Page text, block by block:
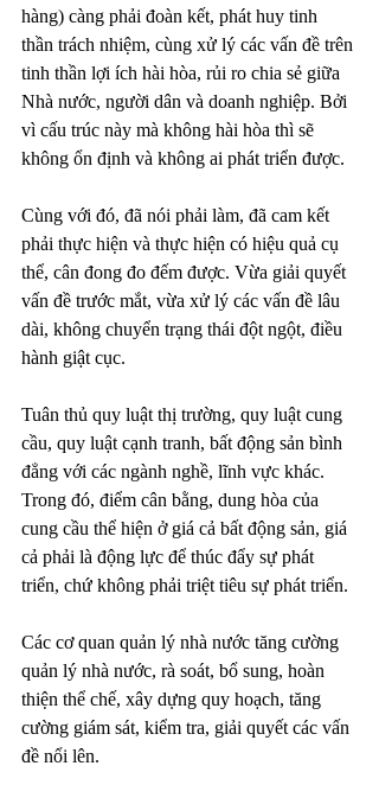
hàng) càng phải đoàn kết, phát huy tinh
thần trách nhiệm, cùng xử lý các vấn đề trên
tinh thần lợi ích hài hòa, rủi ro chia sẻ giữa
Nhà nước, người dân và doanh nghiệp. Bởi
vì cấu trúc này mà không hài hòa thì sẽ
không ổn định và không ai phát triển được.
Cùng với đó, đã nói phải làm, đã cam kết
phải thực hiện và thực hiện có hiệu quả cụ
thể, cân đong đo đếm được. Vừa giải quyết
vấn đề trước mắt, vừa xử lý các vấn đề lâu
dài, không chuyển trạng thái đột ngột, điều
hành giật cục.
Tuân thủ quy luật thị trường, quy luật cung
cầu, quy luật cạnh tranh, bất động sản bình
đẳng với các ngành nghề, lĩnh vực khác.
Trong đó, điểm cân bằng, dung hòa của
cung cầu thể hiện ở giá cả bất động sản, giá
cả phải là động lực để thúc đẩy sự phát
triển, chứ không phải triệt tiêu sự phát triển.
Các cơ quan quản lý nhà nước tăng cường
quản lý nhà nước, rà soát, bổ sung, hoàn
thiện thể chế, xây dựng quy hoạch, tăng
cường giám sát, kiểm tra, giải quyết các vấn
đề nổi lên.